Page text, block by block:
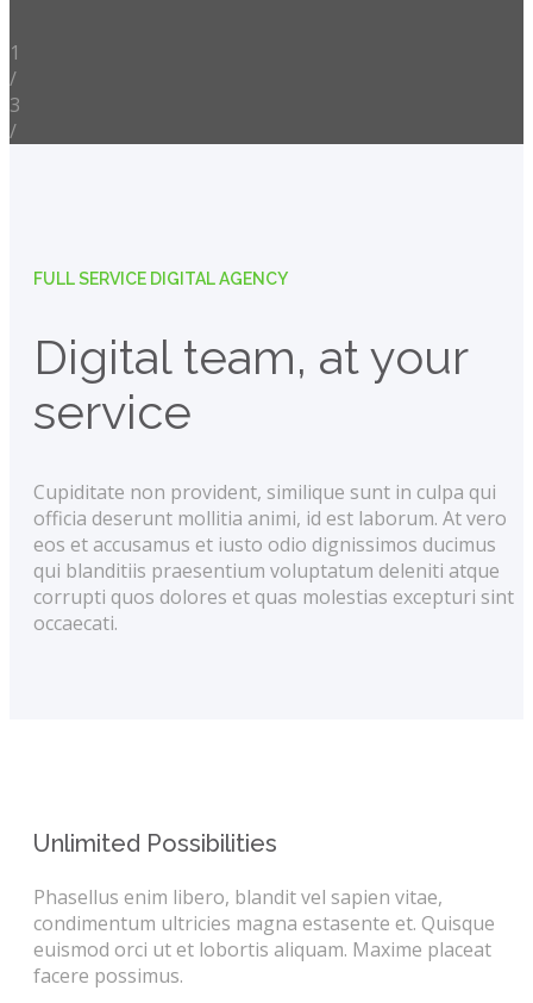
1
/
3
/
FULL SERVICE DIGITAL AGENCY
Digital team, at your
service
Cupiditate non provident, similique sunt in culpa qui
officia deserunt mollitia animi, id est laborum. At vero
eos et accusamus et iusto odio dignissimos ducimus
qui blanditiis praesentium voluptatum deleniti atque
corrupti quos dolores et quas molestias excepturi sint
occaecati.
Unlimited Possibilities
Phasellus enim libero, blandit vel sapien vitae,
condimentum ultricies magna estasente et. Quisque
euismod orci ut et lobortis aliquam. Maxime placeat
facere possimus.